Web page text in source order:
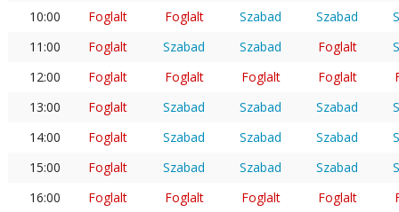
10:00
Foglalt Foglalt Szabad Szabad
11:00
Foglalt Szabad Szabad Foglalt
12:00
Foglalt Foglalt Foglalt Foglalt
13:00
Foglalt Szabad Szabad Szabad
14:00
Foglalt Szabad Szabad Szabad
15:00
Foglalt Szabad Szabad Szabad
16:00
Foglalt Foglalt Foglalt Foglalt